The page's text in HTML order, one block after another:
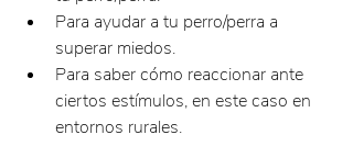
Para ayudar a tu perro/perra a
superar miedos.
Para saber cómo reaccionar ante
ciertos estímulos, en este caso en
entornos rurales.